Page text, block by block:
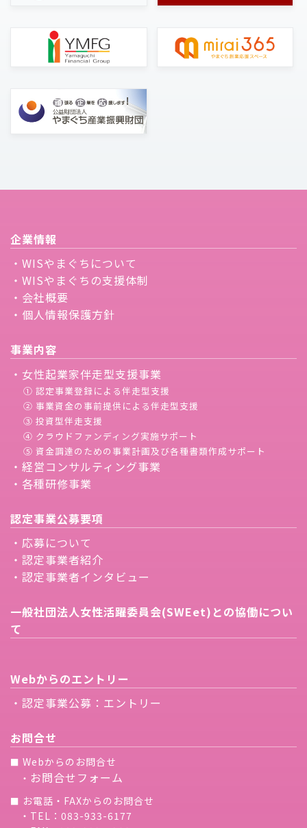
企業情報
・WISやまぐちについて
・WISやまぐちの支援体制
・会社概要
・個人情報保護方針
事業内容
・女性起業家伴走型支援事業
① 認定事業登録による伴走型支援
② 事業資金の事前提供による伴走型支援
③ 投資型伴走支援
④ クラウドファンディング実施サポート
⑤ 資金調達のための事業計画及び各種書類作成サポート
・経営コンサルティング事業
・各種研修事業
認定事業公募要項
・応募について
・認定事業者紹介
・認定事業者インタビュー
一般社団法人女性活躍委員会(SWEet)との協働につい
て
Webからのエントリー
・認定事業公募：エントリー
お問合せ
■ Webからのお問合せ
・ お問合せフォーム
■ お電話・FAXからのお問合せ
・TEL：083-933-6177